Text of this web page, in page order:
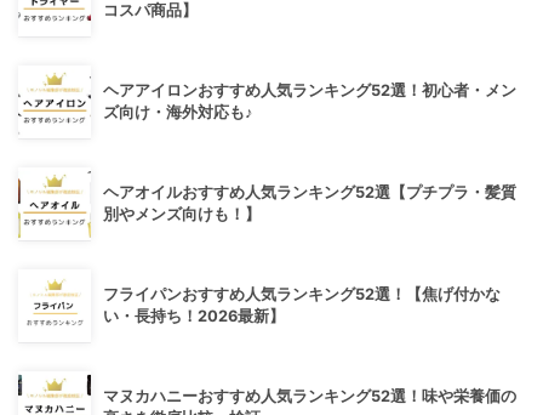
コスパ商品】
ヘアアイロンおすすめ人気ランキング52選！初心者・メン
ズ向け・海外対応も♪
ヘアオイルおすすめ人気ランキング52選【プチプラ・髪質
別やメンズ向けも！】
フライパンおすすめ人気ランキング52選！【焦げ付かな
い・長持ち！2026最新】
マヌカハニーおすすめ人気ランキング52選！味や栄養価の